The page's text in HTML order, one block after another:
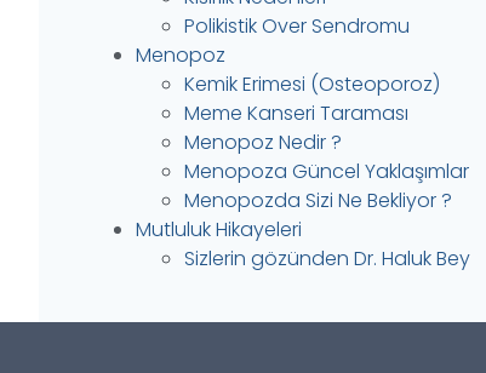
Polikistik Over Sendromu
Menopoz
Kemik Erimesi (Osteoporoz)
Meme Kanseri Taraması
Menopoz Nedir ?
Menopoza Güncel Yaklaşımlar
Menopozda Sizi Ne Bekliyor ?
Mutluluk Hikayeleri
Sizlerin gözünden Dr. Haluk Bey